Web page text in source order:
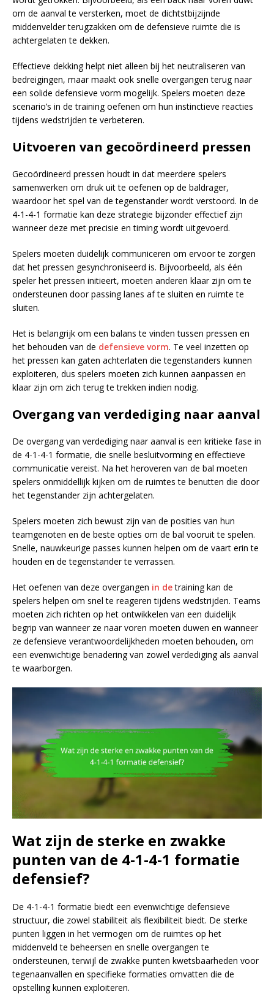
om de aanval te versterken, moet de dichtstbijzijnde
middenvelder terugzakken om de defensieve ruimte die is
achtergelaten te dekken.
Effectieve dekking helpt niet alleen bij het neutraliseren van
bedreigingen, maar maakt ook snelle overgangen terug naar
een solide defensieve vorm mogelijk. Spelers moeten deze
scenario’s in de training oefenen om hun instinctieve reacties
tijdens wedstrijden te verbeteren.
Uitvoeren van gecoördineerd pressen
Gecoördineerd pressen houdt in dat meerdere spelers
samenwerken om druk uit te oefenen op de baldrager,
waardoor het spel van de tegenstander wordt verstoord. In de
4-1-4-1 formatie kan deze strategie bijzonder effectief zijn
wanneer deze met precisie en timing wordt uitgevoerd.
Spelers moeten duidelijk communiceren om ervoor te zorgen
dat het pressen gesynchroniseerd is. Bijvoorbeeld, als één
speler het pressen initieert, moeten anderen klaar zijn om te
ondersteunen door passing lanes af te sluiten en ruimte te
sluiten.
Het is belangrijk om een balans te vinden tussen pressen en
het behouden van de defensieve vorm. Te veel inzetten op
het pressen kan gaten achterlaten die tegenstanders kunnen
exploiteren, dus spelers moeten zich kunnen aanpassen en
klaar zijn om zich terug te trekken indien nodig.
Overgang van verdediging naar aanval
De overgang van verdediging naar aanval is een kritieke fase in
de 4-1-4-1 formatie, die snelle besluitvorming en effectieve
communicatie vereist. Na het heroveren van de bal moeten
spelers onmiddellijk kijken om de ruimtes te benutten die door
het tegenstander zijn achtergelaten.
Spelers moeten zich bewust zijn van de posities van hun
teamgenoten en de beste opties om de bal vooruit te spelen.
Snelle, nauwkeurige passes kunnen helpen om de vaart erin te
houden en de tegenstander te verrassen.
Het oefenen van deze overgangen in detraining kan de
spelers helpen om snel te reageren tijdens wedstrijden. Teams
moeten zich richten op het ontwikkelen van een duidelijk
begrip van wanneer ze naar voren moeten duwen en wanneer
ze defensieve verantwoordelijkheden moeten behouden, om
een evenwichtige benadering van zowel verdediging als aanval
te waarborgen.
Wat zijn de sterke en zwakke
punten van de 4-1-4-1 formatie
defensief?
De 4-1-4-1 formatie biedt een evenwichtige defensieve
structuur, die zowel stabiliteit als flexibiliteit biedt. De sterke
punten liggen in het vermogen om de ruimtes op het
middenveld te beheersen en snelle overgangen te
ondersteunen, terwijl de zwakke punten kwetsbaarheden voor
tegenaanvallen en specifieke formaties omvatten die de
opstelling kunnen exploiteren.